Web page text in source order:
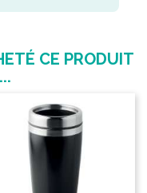
CE PRODUIT